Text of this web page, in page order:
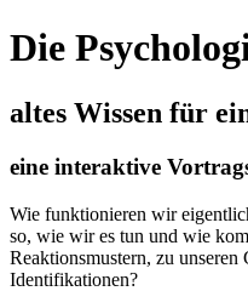
Die
altes Wissen für
eine interaktive
Wie funktionieren wir
so, wie wir es tun und wie
Reaktionsmustern, zu unseren
Identifikationen?